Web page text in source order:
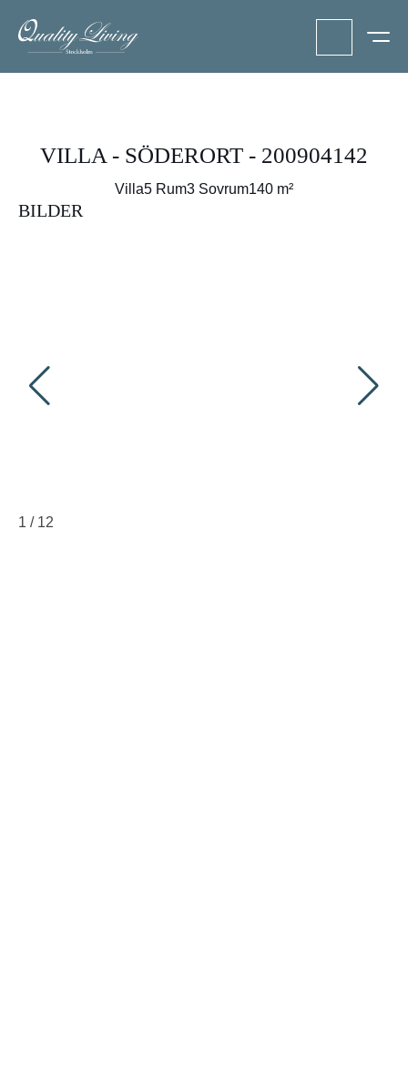
VILLA - SÖDERORT - 200904142
Villa5 Rum3 Sovrum140 m²
BILDER
1 / 12